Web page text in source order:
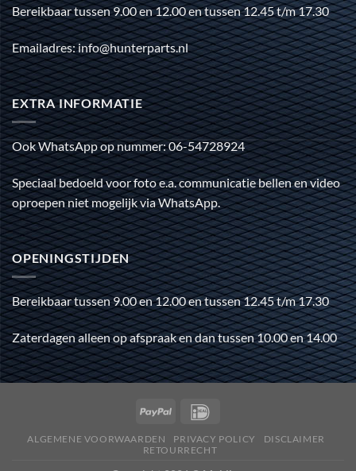
Bereikbaar tussen 9.00 en 12.00 en tussen 12.45 t/m 17.30
Emailadres: info@hunterparts.nl
EXTRA INFORMATIE
Ook WhatsApp op nummer: 06-54728924
Speciaal bedoeld voor foto e.a. communicatie bellen en video
oproepen niet mogelijk via WhatsApp.
OPENINGSTIJDEN
Bereikbaar tussen 9.00 en 12.00 en tussen 12.45 t/m 17.30
Zaterdagen alleen op afspraak en dan tussen 10.00 en 14.00
ALGEMENE VOORWAARDEN PRIVACY POLICY
DISCLAIMER
RETOURRECHT